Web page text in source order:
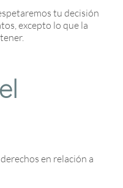
tu decisión
excepto lo que la
en relación a